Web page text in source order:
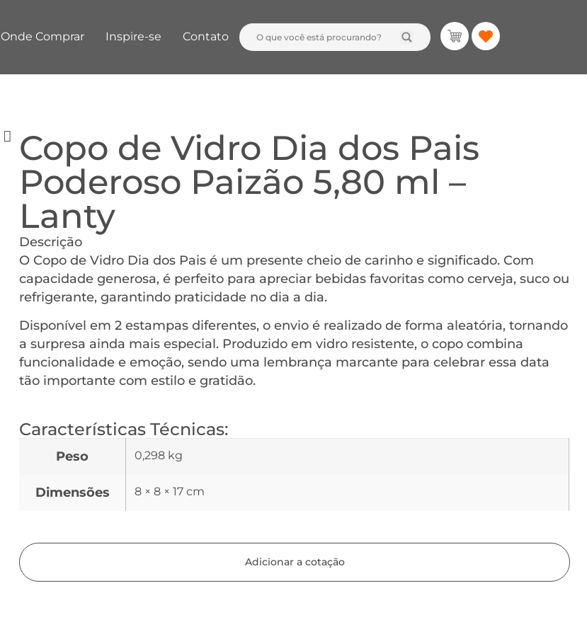
Onde Comprar Inspire-se Contato
Copo de Vidro Dia dos Pais
Poderoso Paizão 5,80 ml –
Lanty
Descrição
O Copo de Vidro Dia dos Pais é um presente cheio de carinho e significado. Com
capacidade generosa, é perfeito para apreciar bebidas favoritas como cerveja, suco ou
refrigerante, garantindo praticidade no dia a dia.
Disponível em 2 estampas diferentes, o envio é realizado de forma aleatória, tornando
a surpresa ainda mais especial. Produzido em vidro resistente, o copo combina
funcionalidade e emoção, sendo uma lembrança marcante para celebrar essa data
tão importante com estilo e gratidão.
Características Técnicas:
Peso 0,298 kg
Dimensões 8 × 8 × 17 cm
Adicionar a cotação